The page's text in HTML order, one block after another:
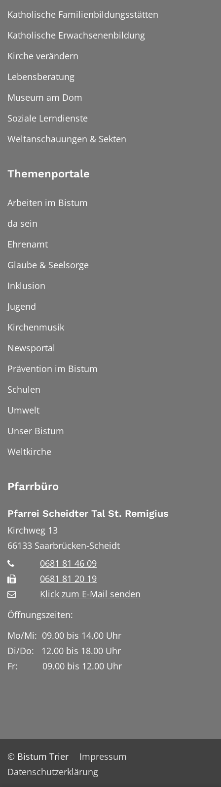
Katholische Familienbildungsstätten
Katholische Erwachsenenbildung
Kirche verändern
Lebensberatung
Museum am Dom
Soziale Lerndienste
Weltanschauungen & Sekten
Themenportale
Arbeiten im Bistum
da sein
Ehrenamt
Glaube & Seelsorge
Inklusion
Jugend
Kirchenmusik
Newsportal
Prävention im Bistum
Schulen
Umwelt
Unser Bistum
Weltkirche
Pfarrbüro
Pfarrei Scheidter Tal St. Remigius
Kirchweg 13
66133 Saarbrücken-Scheidt
0681 81 46 09
0681 81 20 19
Klick zum E-Mail senden
Öffnungszeiten:
Mo/Mi: 09.00 bis 14.00 Uhr
Di/Do: 12.00 bis 18.00 Uhr
Fr: 09.00 bis 12.00 Uhr
© Bistum Trier
Impressum
Datenschutzerklärung